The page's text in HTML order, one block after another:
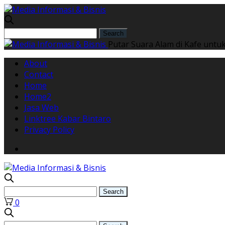
Putar Suara Alam di Kafe
About
Contact
Home
Home2
Jasa Web
Linktree Kabar Bintaro
Privacy Policy
0